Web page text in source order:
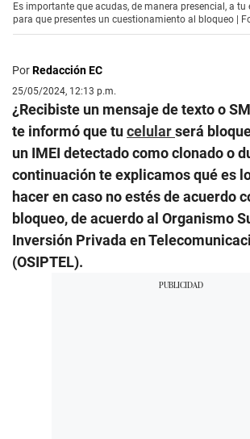
Es importante que acudas, de manera presencial, a tu
para que presentes un cuestionamiento al bloqueo |
PorRedacción EC
25/05/2024, 12:13 p.m.
¿Recibiste un mensaje de texto o
te informó que tucelularserá
un IMEI detectado como clonado o
continuación te explicamos qué es
hacer en caso no estés de acuerdo
bloqueo, de acuerdo al Organismo
Inversión Privada en
(OSIPTEL).